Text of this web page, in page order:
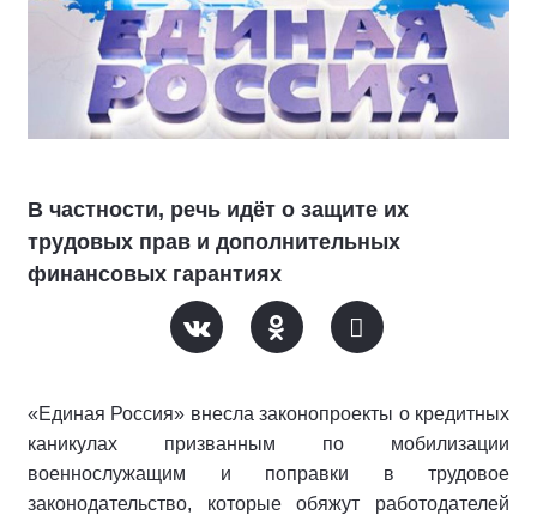
В частности, речь идёт о защите их
трудовых прав и дополнительных
финансовых гарантиях
«Единая Россия» внесла законопроекты о кредитных
каникулах призванным по мобилизации
военнослужащим и поправки в трудовое
законодательство, которые обяжут работодателей